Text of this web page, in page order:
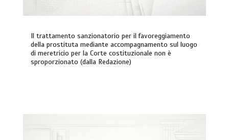
Il trattamento sanzionatorio per il favoreggiamento
della prostituta mediante accompagnamento sul luogo
di meretricio per la Corte costituzionale non è
sproporzionato (dalla Redazione)